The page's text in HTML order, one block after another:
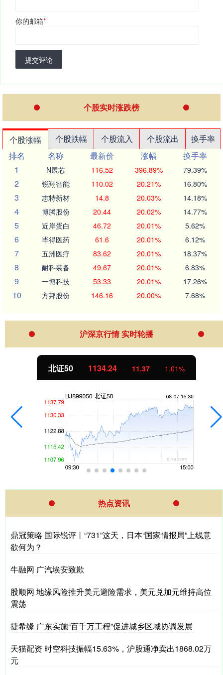
你的邮箱*
提交评论
个股实时涨跌榜
个股涨幅 个股跌幅 个股流入 个股流出
换手率
排名
名称 最新价 涨幅
换手率
1
N展芯 116.52 396.89% 79.39%
2 锐翔智能 110.02 20.21% 16.80%
3 志特新材 14.8 20.03% 14.18%
4 博腾股份 20.44 20.02% 14.77%
5 近岸蛋白 46.72 20.01% 5.62%
6 毕得医药 61.6 20.01% 6.12%
7 五洲医疗 83.62 20.01% 18.37%
8 耐科装备 49.67 20.01% 6.83%
9 一博科技 53.33 20.01% 17.26%
10 方邦股份 146.16 20.00% 7.68%
沪深京行情 实时轮播
北证50 1134.24 11.37 1.01%
热点资讯
鼎冠策略 国际锐评丨“731”这天，日本“国家情报局”上线意
欲何为？
牛融网 广汽埃安致歉
股顺网 地缘风险推升美元避险需求，美元兑加元维持高位
震荡
捷希缘 广东实施“百千万工程”促进城乡区域协调发展
天猫配资 时空科技振幅15.63%，沪股通净卖出1868.02万
元